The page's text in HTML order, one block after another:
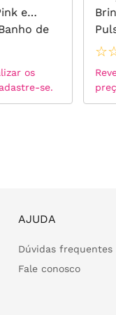
e
de
os
se.
de
☆
AJUDA
Dúvidas frequentes
Fale conosco